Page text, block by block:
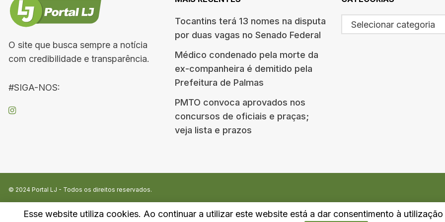
O site que busca sempre a notícia
com credibilidade e transparência.
#SIGA-NOS:
Tocantins terá 13 nomes na disputa
por duas vagas no Senado Federal
Médico condenado pela morte da
ex-companheira é demitido pela
Prefeitura de Palmas
PMTO convoca aprovados nos
concursos de oficiais e praças;
veja lista e prazos
Selecionar categoria
© 2024 Portal LJ - Todos os direitos reservados.
Esse website utiliza cookies. Ao continuar a utilizar este website está a dar consentimento à